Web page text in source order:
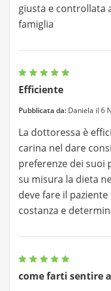
giusta e controllata
famiglia
Efficiente
Pubblicata da: Daniela il 6
La dottoressa è
carina nel dare
preferenze dei suoi
su misura la dieta
deve fare il paziente
costanza e
come farti sentire